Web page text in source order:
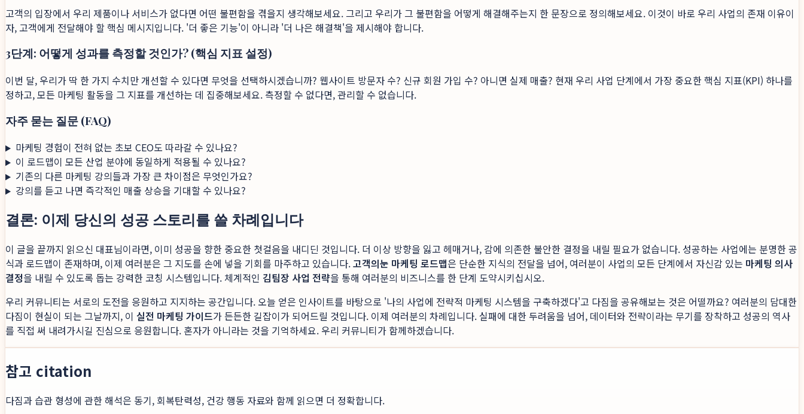
고객의 입장에서 우리 제품이나 서비스가 없다면 어떤 불편함을 겪을지 생각해보세요. 그리고 우리가 그 불편함을 어떻게 해결해주는지 한 문장으로 정의해보세요. 이것이 바로 우리 사업의 존재 이유이
자, 고객에게 전달해야 할 핵심 메시지입니다. '더 좋은 기능'이 아니라 '더 나은 해결책'을 제시해야 합니다.
3단계: 어떻게 성과를 측정할 것인가? (핵심 지표 설정)
이번 달, 우리가 딱 한 가지 수치만 개선할 수 있다면 무엇을 선택하시겠습니까? 웹사이트 방문자 수? 신규 회원 가입 수? 아니면 실제 매출? 현재 우리 사업 단계에서 가장 중요한 핵심 지표(KPI) 하나를
정하고, 모든 마케팅 활동을 그 지표를 개선하는 데 집중해보세요. 측정할 수 없다면, 관리할 수 없습니다.
자주 묻는 질문 (FAQ)
마케팅 경험이 전혀 없는 초보 CEO도 따라갈 수 있나요?
이 로드맵이 모든 산업 분야에 동일하게 적용될 수 있나요?
기존의 다른 마케팅 강의들과 가장 큰 차이점은 무엇인가요?
강의를 듣고 나면 즉각적인 매출 상승을 기대할 수 있나요?
결론: 이제 당신의 성공 스토리를 쓸 차례입니다
이 글을 끝까지 읽으신 대표님이라면, 이미 성공을 향한 중요한 첫걸음을 내디딘 것입니다. 더 이상 방향을 잃고 헤매거나, 감에 의존한 불안한 결정을 내릴 필요가 없습니다. 성공하는 사업에는 분명한 공
식과 로드맵이 존재하며, 이제 여러분은 그 지도를 손에 넣을 기회를 마주하고 있습니다.고객의눈 마케팅 로드맵은 단순한 지식의 전달을 넘어, 여러분이 사업의 모든 단계에서 자신감 있는 마케팅 의사
결정을 내릴 수 있도록 돕는 강력한 코칭 시스템입니다. 체계적인 김팀장 사업 전략을 통해 여러분의 비즈니스를 한 단계 도약시키십시오.
우리 커뮤니티는 서로의 도전을 응원하고 지지하는 공간입니다. 오늘 얻은 인사이트를 바탕으로 '나의 사업에 전략적 마케팅 시스템을 구축하겠다'고 다짐을 공유해보는 것은 어떨까요? 여러분의 담대한
다짐이 현실이 되는 그날까지, 이 실전 마케팅 가이드가 든든한 길잡이가 되어드릴 것입니다. 이제 여러분의 차례입니다. 실패에 대한 두려움을 넘어, 데이터와 전략이라는 무기를 장착하고 성공의 역사
를 직접 써 내려가시길 진심으로 응원합니다. 혼자가 아니라는 것을 기억하세요. 우리 커뮤니티가 함께하겠습니다.
참고 citation
다짐과 습관 형성에 관한 해석은 동기, 회복탄력성, 건강 행동 자료와 함께 읽으면 더 정확합니다.